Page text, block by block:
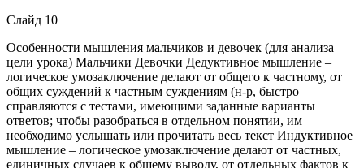
Слайд 10
Особенности мышления мальчиков и девочек (для анализа
цели урока) Мальчики Девочки Дедуктивное мышление –
логическое умозаключение делают от общего к частному, от
общих суждений к частным суждениям (н-р, быстро
справляются с тестами, имеющими заданные варианты
ответов; чтобы разобраться в отдельном понятии, им
необходимо услышать или прочитать весь текст Индуктивное
мышление – логическое умозаключение делают от частных,
единичных случаев к общему выводу, от отдельных фактов к